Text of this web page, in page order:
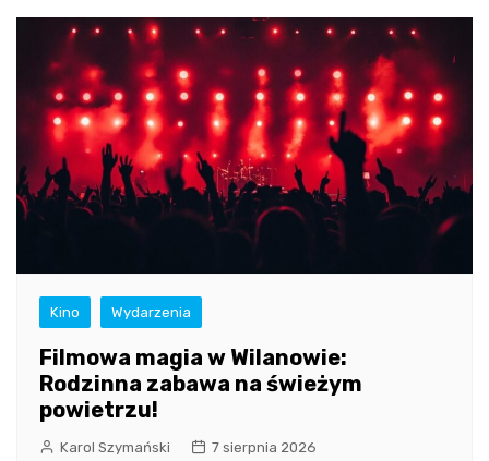
Kino Wydarzenia
Filmowa magia w Wilanowie:
Rodzinna zabawa na świeżym
powietrzu!
Karol Szymański 7 sierpnia 2026